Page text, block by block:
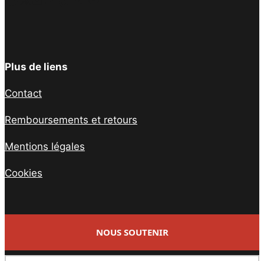
Plus de liens
Contact
Remboursements et retours
Mentions légales
Cookies
NOUS SOUTENIR